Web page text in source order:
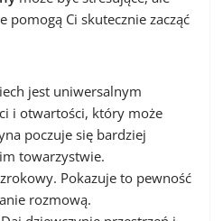
pomogą Ci skutecznie zacząć
jest uniwersalnym
i otwartości, który może
poczuje się bardziej
towarzystwie.
Pokazuje to pewność
rozmową.